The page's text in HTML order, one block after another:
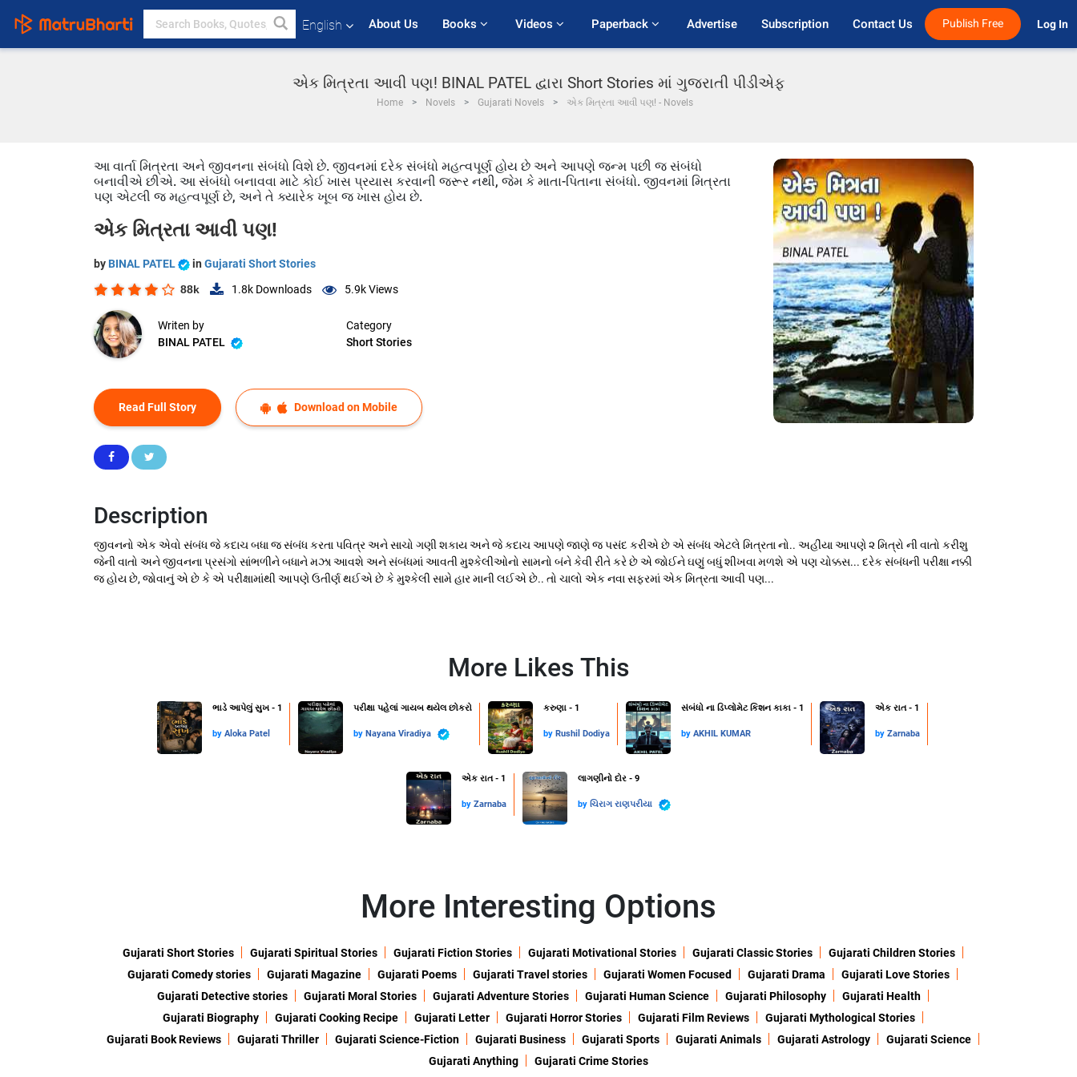
English About Us Books Videos Paperback Advertise Subscription Contact Us Publish Free Log In
એક મિત્રતા આવી પણ! BINAL PATEL દ્વારા Short Stories માં ગુજરાતી પીડીએફ
Home Novels Gujarati Novels એક મિત્રતા આવી પણ! - Novels
આ વાર્તા મિત્રતા અને જીવનના સંબંધો વિશે છે. જીવનમાં દરેક સંબંધો મહત્વપૂર્ણ હોય છે અને આપણે જન્મ પછી જ સંબંધો
બનાવીએ છીએ. આ સંબંધો બનાવવા માટે કોઈ ખાસ પ્રયાસ કરવાની જરૂર નથી, જેમ કે માતા-પિતાના સંબંધો. જીવનમાં મિત્રતા
પણ એટલી જ મહત્વપૂર્ણ છે, અને તે ક્યારેક ખૂબ જ ખાસ હોય છે.
એક મિત્રતા આવી પણ!
by BINAL PATEL in Gujarati Short Stories
88k 1.8k Downloads 5.9kViews
Writen by
BINAL PATEL
Category
Short Stories
Read Full Story Download on Mobile
Description
જીવનનો એક એવો સંબંધ જે કદાચ બધા જ સંબંધ કરતા પવિત્ર અને સાચો ગણી શકાય અને જે કદાચ આપણે જાણે જ પસંદ કરીએ છે એ સંબંધ એટલે મિત્રતા નો.. અહીંયા આપણે ૨ મિત્રો ની વાતો કરીશુ
જેની વાતો અને જીવનના પ્રસંગો સાંભળીને બધાને મઝા આવશે અને સંબંધમાં આવતી મુશ્કેલીઓનો સામનો બંને કેવી રીતે કરે છે એ જોઈને ઘણું બધું શીખવા મળશે એ પણ ચોક્કસ... દરેક સંબંધની પરીક્ષા નક્કી
જ હોય છે, જોવાનું એ છે કે એ પરીક્ષામાંથી આપણે ઉતીર્ણ થઈએ છે કે મુશ્કેલી સામે હાર માની લઈએ છે.. તો ચાલો એક નવા સફરમાં એક મિત્રતા આવી પણ...
More Likes This
ભાડે આપેલું સુખ - 1
by Aloka Patel
પરીક્ષા પહેલાં ગાયબ થયેલ છોકરો
by Nayana Viradiya
કરુણા - 1
by Rushil Dodiya
સંબંધો ના ડિપ્લોમેટ કિશન કાકા - 1
by AKHIL KUMAR
એક રાત - 1
by Zarnaba
એક રાત - 1
by Zarnaba
લાગણીનો દોર - 9
by ચિરાગ રાણપરીયા
More Interesting Options
Gujarati Short Stories Gujarati Spiritual Stories Gujarati Fiction Stories Gujarati Motivational Stories Gujarati Classic Stories
Gujarati Children Stories
Gujarati Comedy stories
Gujarati Magazine Gujarati Poems Gujarati Travel stories Gujarati Women Focused Gujarati Drama
Gujarati Love Stories
Gujarati Detective stories
Gujarati Moral Stories Gujarati Adventure Stories Gujarati Human Science Gujarati Philosophy
Gujarati Health
Gujarati Biography
Gujarati Cooking Recipe Gujarati Letter Gujarati Horror Stories Gujarati Film Reviews
Gujarati Mythological Stories
Gujarati Book Reviews
Gujarati Thriller Gujarati Science-Fiction Gujarati Business Gujarati Sports Gujarati Animals Gujarati Astrology
Gujarati Science
Gujarati Anything
Gujarati Crime Stories